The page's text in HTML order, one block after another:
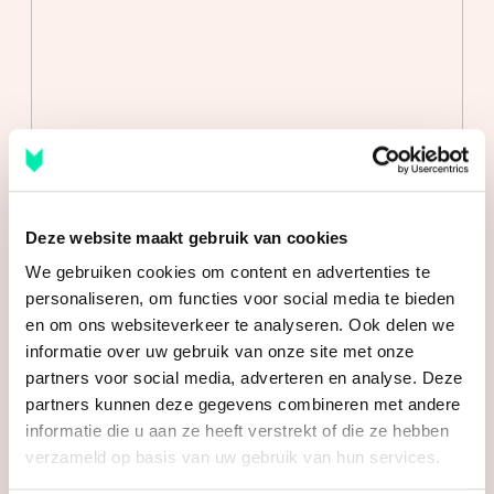
Deze website maakt gebruik van cookies
We gebruiken cookies om content en advertenties te
personaliseren, om functies voor social media te bieden
en om ons websiteverkeer te analyseren. Ook delen we
informatie over uw gebruik van onze site met onze
partners voor social media, adverteren en analyse. Deze
partners kunnen deze gegevens combineren met andere
informatie die u aan ze heeft verstrekt of die ze hebben
verzameld op basis van uw gebruik van hun services.
vloerverwarming.
Hier bevindt zich een riante 3e slaapkamer met
kitchenette en een eigen badkamer met douche, vaste
wastafel en vrij hangend toilet.
Tevens is hier de toegang tot het ruime dakterras met
fantastisch uitzicht.
Tot slot kunnen wij concluderen dat deze exclusieve
vrijstaande bungalow met 3 slaapkamers en 2
Indeling
Aantal kamers
4 kamers (3 slaapkamers)
Badkamervoorzieningen
Douche, ligbad, toilet,
wastafel
Aantal woonlagen
Energie
Energielabel B
Isolatie Volledig geisoleerd